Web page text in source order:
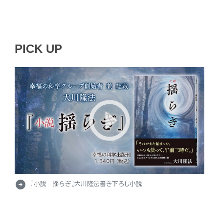
PICK UP
arrow_circle_right 『小説 揺らぎ』大川隆法書き下ろし小説